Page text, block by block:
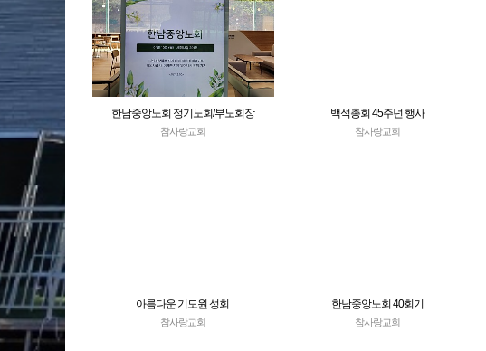
한남중앙노회 정기노회/부노회장
참사랑교회
백석총회 45주넌 행사
참사랑교회
아름다운 기도원 성회
참사랑교회
한남중앙노회 40회기
참사랑교회